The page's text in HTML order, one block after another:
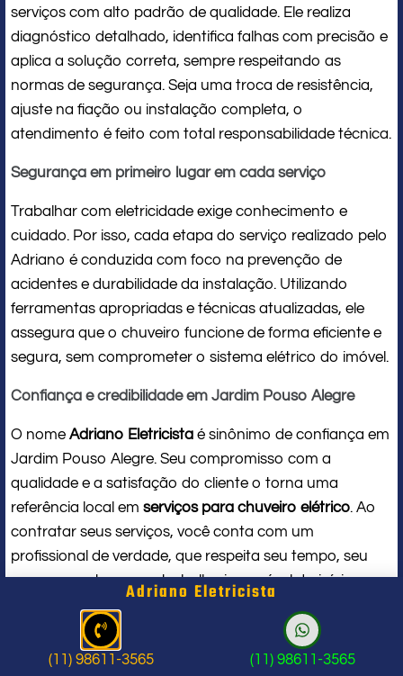
serviços com alto padrão de qualidade. Ele realiza
diagnóstico detalhado, identifica falhas com precisão e
aplica a solução correta, sempre respeitando as
normas de segurança. Seja uma troca de resistência,
ajuste na fiação ou instalação completa, o
atendimento é feito com total responsabilidade técnica.
Segurança em primeiro lugar em cada serviço
Trabalhar com eletricidade exige conhecimento e
cuidado. Por isso, cada etapa do serviço realizado pelo
Adriano é conduzida com foco na prevenção de
acidentes e durabilidade da instalação. Utilizando
ferramentas apropriadas e técnicas atualizadas, ele
assegura que o chuveiro funcione de forma eficiente e
segura, sem comprometer o sistema elétrico do imóvel.
Confiança e credibilidade em Jardim Pouso Alegre
O nome Adriano Eletricista é sinônimo de confiança em
Jardim Pouso Alegre. Seu compromisso com a
qualidade e a satisfação do cliente o torna uma
referência local em serviços para chuveiro elétrico. Ao
contratar seus serviços, você conta com um
profissional de verdade, que respeita seu tempo, seu
espaço e entrega um trabalho impecável do início ao
Problema com chuveiro: sinais que
Adriano Eletricista
(11) 98611-3565 (11) 98611-3565